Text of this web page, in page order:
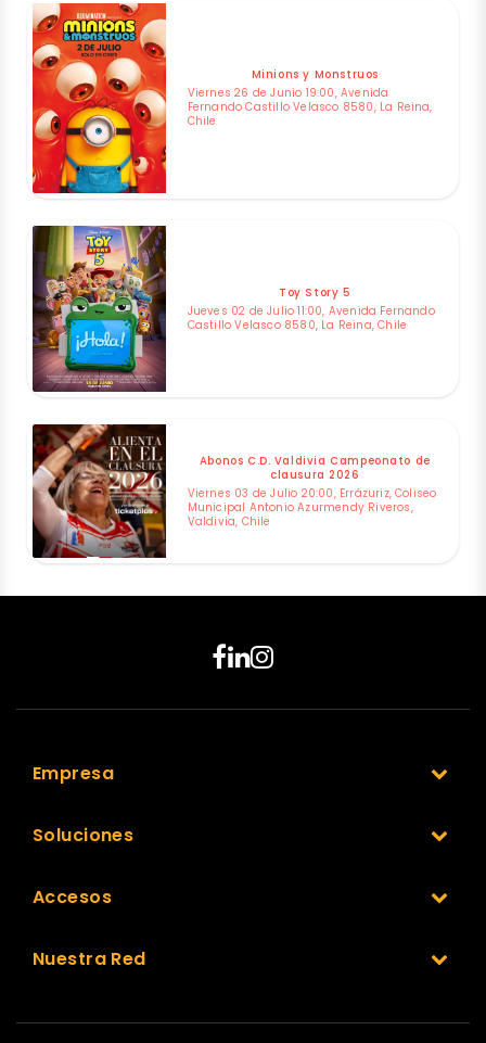
Minions y Monstruos
Viernes 26 de Junio 19:00, Avenida
Fernando Castillo Velasco 8580, La Reina,
Chile
Toy Story 5
Jueves 02 de Julio 11:00, Avenida Fernando
Castillo Velasco 8580, La Reina, Chile
Abonos C.D. Valdivia Campeonato de
clausura 2026
Viernes 03 de Julio 20:00, Errázuriz, Coliseo
Municipal Antonio Azurmendy Riveros,
Valdivia, Chile
Empresa
Soluciones
Accesos
Nuestra Red